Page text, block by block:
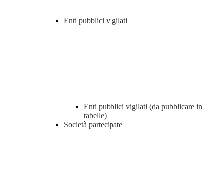
Enti pubblici vigilati
Enti pubblici vigilati (da pubblicare in
tabelle)
Società partecipate